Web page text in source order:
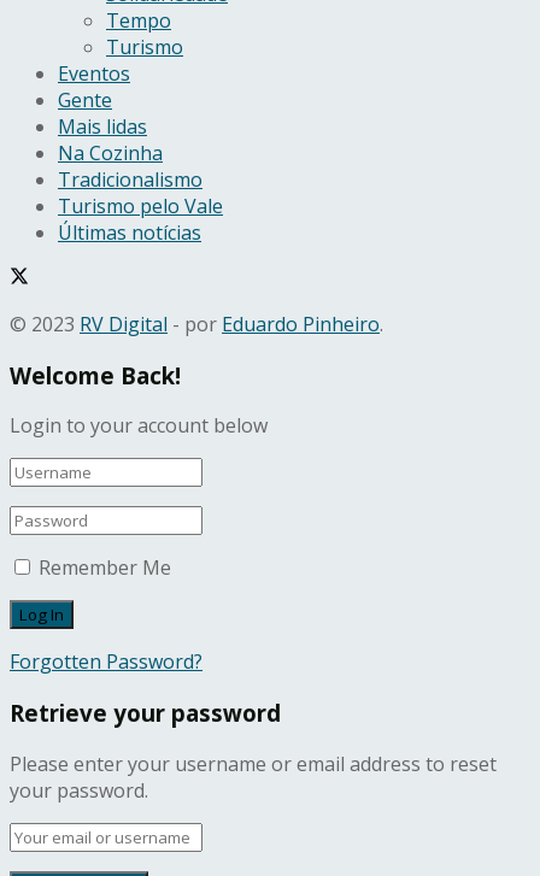
Tempo
Turismo
Eventos
Gente
Mais lidas
Na Cozinha
Tradicionalismo
Turismo pelo Vale
Últimas notícias
© 2023 RV Digital - por Eduardo Pinheiro.
Welcome Back!
Login to your account below
Remember Me
Forgotten Password?
Retrieve your password
Please enter your username or email address to reset
your password.